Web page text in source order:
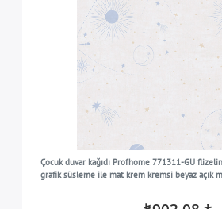
Çocuk duvar kağıdı Profhome 771311-GU
grafik süsleme ile mat krem kremsi beyaz açık